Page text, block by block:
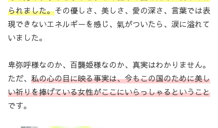
られました。その優しさ、美しさ、愛の深さ、言葉では表
現できないエネルギーを感じ、氣がついたら、涙に溢れて
いました。
卑弥呼様なのか、百襲姫様なのか、真実はわかりません。
ただ、 私の心の目に映る事実は、今もこの国のために美し
い祈りを捧げている女性がここにいらっしゃるということ
です。